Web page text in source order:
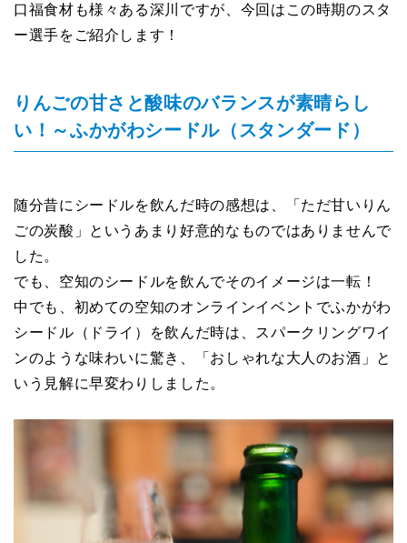
口福食材も様々ある深川ですが、今回はこの時期のスタ
ー選手をご紹介します！
りんごの甘さと酸味のバランスが素晴らし
い！～ふかがわシードル（スタンダード）
随分昔にシードルを飲んだ時の感想は、「ただ甘いりん
ごの炭酸」というあまり好意的なものではありませんで
した。
でも、空知のシードルを飲んでそのイメージは一転！
中でも、初めての空知のオンラインイベントでふかがわ
シードル（ドライ）を飲んだ時は、スパークリングワイ
ンのような味わいに驚き、「おしゃれな大人のお酒」と
いう見解に早変わりしました。